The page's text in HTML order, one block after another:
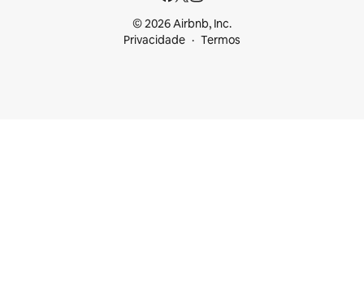
© 2026 Airbnb, Inc.
Privacidade
Termos